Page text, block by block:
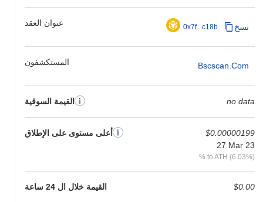
عنوان العقد 0x7f...c18b نسخ
المستكشفون Bscscan.com
القيمة السوقية no data
أعلى مستوى على الإطلاق
$0.00000199
27 Mar 23
% to ATH (6.03%)
القيمة خلال ال 24 ساعة $0.00